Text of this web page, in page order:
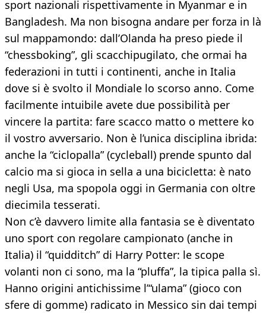
sport nazionali rispettivamente in Myanmar e in
Bangladesh. Ma non bisogna andare per forza in là
sul mappamondo: dall’Olanda ha preso piede il
“chessboking”, gli scacchipugilato, che ormai ha
federazioni in tutti i continenti, anche in Italia
dove si è svolto il Mondiale lo scorso anno. Come
facilmente intuibile avete due possibilità per
vincere la partita: fare scacco matto o mettere ko
il vostro avversario. Non è l’unica disciplina ibrida:
anche la “ciclopalla” (cycleball) prende spunto dal
calcio ma si gioca in sella a una bicicletta: è nato
negli Usa, ma spopola oggi in Germania con oltre
diecimila tesserati.
Non c’è davvero limite alla fantasia se è diventato
uno sport con regolare campionato (anche in
Italia) il “quidditch” di Harry Potter: le scope
volanti non ci sono, ma la “pluffa”, la tipica palla sì.
Hanno origini antichissime l’“ulama” (gioco con
sfere di gomme) radicato in Messico sin dai tempi